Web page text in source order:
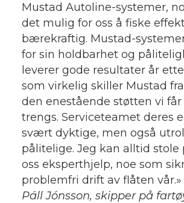
Mustad Autoline-systemer,
det mulig for oss å fiske
bærekraftig. Mustad-
for sin holdbarhet og
leverer gode resultater år
som virkelig skiller Mustad
den enestående støtten vi
trengs. Serviceteamet deres
svært dyktige, men også
pålitelige. Jeg kan alltid stole
oss eksperthjelp, noe som
problemfri drift av flåten vår.»
Páll Jónsson, skipper på